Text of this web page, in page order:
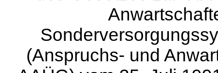
(Anspruchs- und